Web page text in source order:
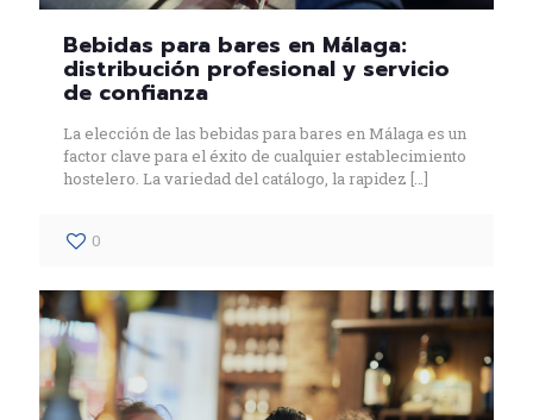
Bebidas para bares en Málaga:
distribución profesional y servicio
de confianza
La elección de las bebidas para bares en Málaga es un
factor clave para el éxito de cualquier establecimiento
hostelero. La variedad del catálogo, la rapidez […]
0